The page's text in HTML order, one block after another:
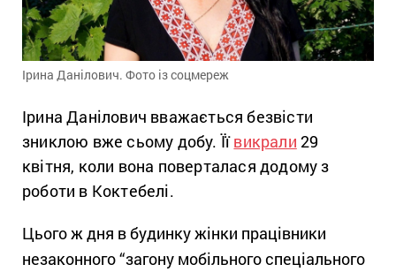
Ірина Данілович. Фото із соцмереж
Ірина Данілович вважається безвісти
зниклою вже сьому добу. Їївикрали 29
квітня, коли вона поверталася додому з
роботи в Коктебелі.
Цього ж дня в будинку жінки працівники
незаконного “загону мобільного спеціального